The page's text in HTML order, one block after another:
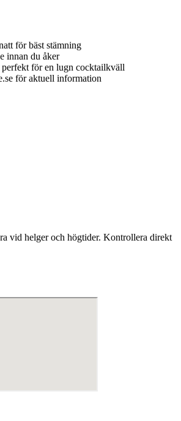
för bäst stämning
innan du åker
perfekt för en lugn cocktailkväll
för aktuell information
vid helger och högtider. Kontrollera direkt